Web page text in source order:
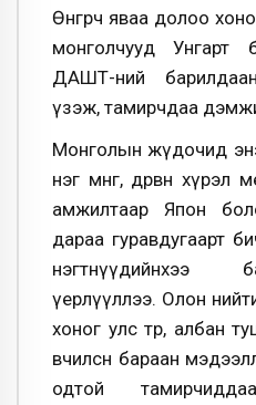
Өнгөрч яваа долоо
монголчууд
ДАШТ-ний
үзэж, тамирчдаа
Монголын жүдочид
нэг мөнгө, дөрвөн
амжилтаар Япон
дараа гуравдугаарт
нэгтнүүдийнхээ
үерлүүллээ. Олон
хоног улс төр, албан
өвчилсөн бараан
одтой